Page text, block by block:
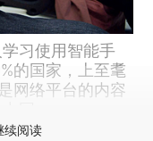
习使用智能手
的国家，上至耄
网络平台的内容
续阅读